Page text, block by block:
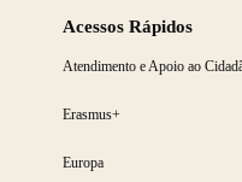
Acessos Rápidos
Atendimento e Apoio ao
Erasmus+
Europa